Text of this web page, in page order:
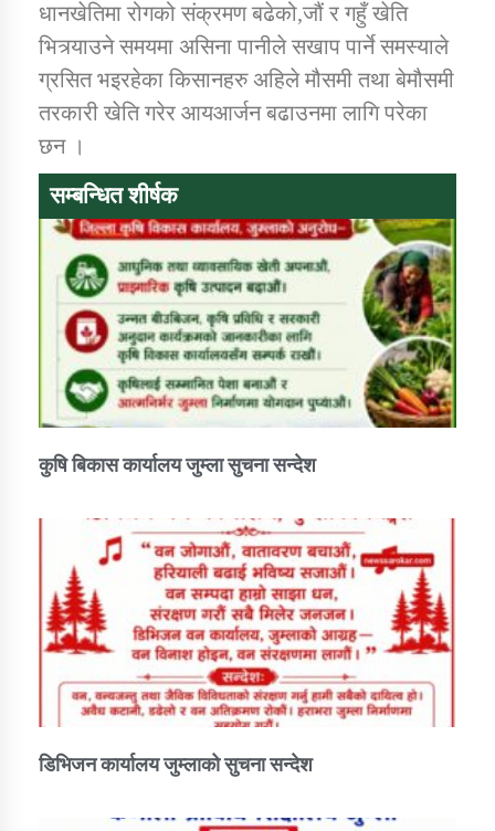
धानखेतिमा रोगको संक्रमण बढेको,जौं र गहुँ खेति
भित्र्याउने समयमा असिना पानीले सखाप पार्ने समस्याले
ग्रसित भइरहेका किसानहरु अहिले मौसमी तथा बेमौसमी
तरकारी खेति गरेर आयआर्जन बढाउनमा लागि परेका
छन ।
सम्बन्धित शीर्षक
कुषि बिकास कार्यालय जुम्ला सुचना सन्देश
डिभिजन कार्यालय जुम्लाको सुचना सन्देश